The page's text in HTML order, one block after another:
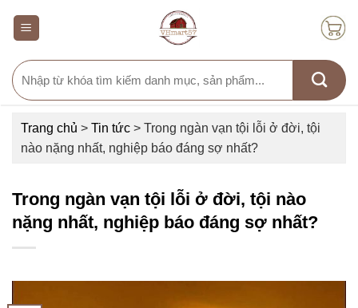
Search
for:
Trang chủ > Tin tức > Trong ngàn vạn tội lỗi ở đời, tội
nào nặng nhất, nghiệp báo đáng sợ nhất?
Trong ngàn vạn tội lỗi ở đời, tội nào
nặng nhất, nghiệp báo đáng sợ nhất?